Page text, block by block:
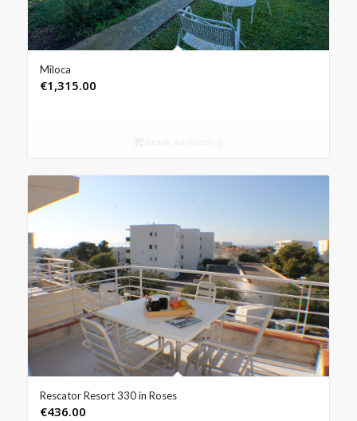
Miloca
€1,315.00
Rescator Resort 330 in Roses
€436.00